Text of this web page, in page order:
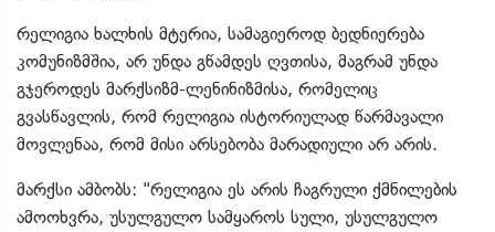
რელიგია ხალხის მტერია, სამაგიეროდ ბედნიერება
კომუნიზმშია, არ უნდა გწამდეს ღვთისა, მაგრამ უნდა
გჯეროდეს მარქსიზმ-ლენინიზმისა, რომელიც
გვასწავლის, რომ რელიგია ისტორიულად წარმავალი
მოვლენაა, რომ მისი არსებობა მარადიული არ არის.
მარქსი ამბობს: "რელიგია ეს არის ჩაგრული ქმნილების
ამოოხვრა, უსულგულო სამყაროს სული, უსულგულო